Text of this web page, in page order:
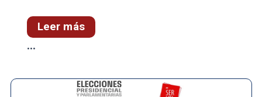
Leer más
...